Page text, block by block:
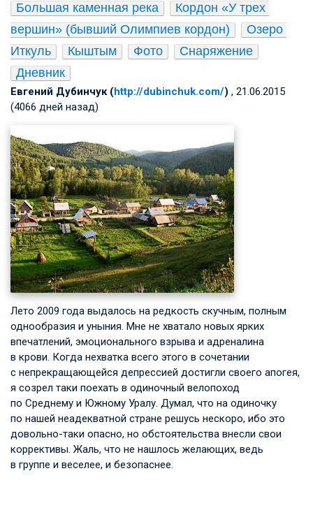
Большая каменная река
Кордон «У трех
вершин» (бывший Олимпиев кордон)
Озеро
Иткуль
Кыштым Фото
Снаряжение
Дневник
Евгений Дубинчук (http://dubinchuk.com/) , 21.06.2015
(4066 дней назад)
Лето 2009 года выдалось на редкость скучным, полным
однообразия и уныния. Мне не хватало новых ярких
впечатлений, эмоционального взрыва и адреналина
в крови. Когда нехватка всего этого в сочетании
с непрекращающейся депрессией достигли своего апогея,
я созрел таки поехать в одиночный велопоход
по Среднему и Южному Уралу. Думал, что на одиночку
по нашей неадекватной стране решусь нескоро, ибо это
довольно-таки опасно, но обстоятельства внесли свои
коррективы. Жаль, что не нашлось желающих, ведь
в группе и веселее, и безопаснее.